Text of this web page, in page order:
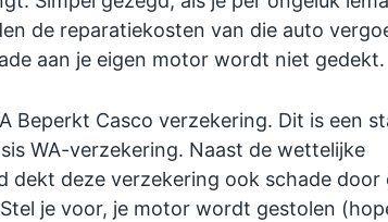
de reparatiekosten van die auto
aan je eigen motor wordt niet gedekt.
Beperkt Casco verzekering. Dit is een
WA-verzekering. Naast de wettelijke
dekt deze verzekering ook schade door
je voor, je motor wordt gestolen